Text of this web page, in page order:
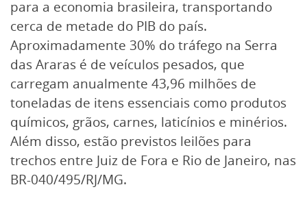
para a economia brasileira, transportando
cerca de metade do PIB do país.
Aproximadamente 30% do tráfego na Serra
das Araras é de veículos pesados, que
carregam anualmente 43,96 milhões de
toneladas de itens essenciais como produtos
químicos, grãos, carnes, laticínios e minérios.
Além disso, estão previstos leilões para
trechos entre Juiz de Fora e Rio de Janeiro, nas
BR-040/495/RJ/MG.